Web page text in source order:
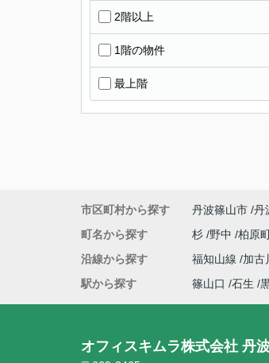
2階以上
1階の物件
最上階
市区町村から探す 丹波篠山市 丹
町名から探す
杉 野中 柏原
沿線から探す
福知山線 加古
駅から探す
篠山口 石生
オフィスキムラ株式会社 丹